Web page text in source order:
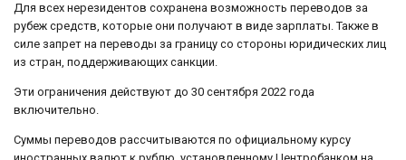
Для всех нерезидентов сохранена возможность переводов за
рубеж средств, которые они получают в виде зарплаты. Также в
силе запрет на переводы за границу со стороны юридических лиц
из стран, поддерживающих санкции.
Эти ограничения действуют до 30 сентября 2022 года
включительно.
Суммы переводов рассчитываются по официальному курсу